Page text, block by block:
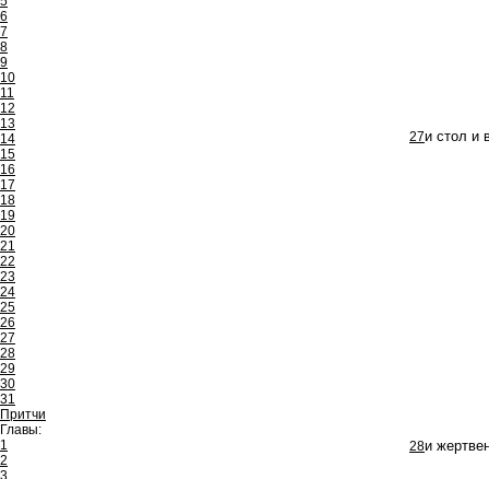
6
7
8
9
10
11
12
13
14
15
16
17
18
19
20
21
22
23
24
25
26
27
28
29
30
31
Притчи
Главы:
1
2
3
27и стол и
28и